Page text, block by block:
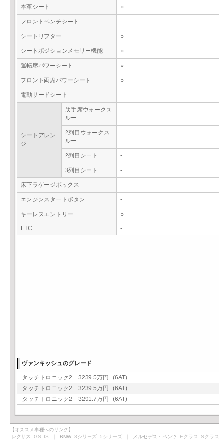
本革シート ○
フロントベンチシート -
シートリフター ○
シートポジションメモリー機能 ○
運転席パワーシート ○
フロント両席パワーシート ○
電動サードシート -
シートアレン
ジ
助手席ウォークス
ルー
-
2列目ウォークス
ルー
-
2列目シート -
3列目シート -
床下ラゲージボックス -
エンジンスタートボタン -
キーレスエントリー ○
ETC -
ヴァンキッシュのグレード
タッチトロニック2 3239.5万円 (6AT)
タッチトロニック2 3239.5万円 (6AT)
タッチトロニック2 3291.7万円 (6AT)
【オススメ車種へのリンク】
レクサス GS IS ｜ BMW 3シリーズ 5シリーズ ｜ メルセデス・ベンツ Eクラス Sクラス